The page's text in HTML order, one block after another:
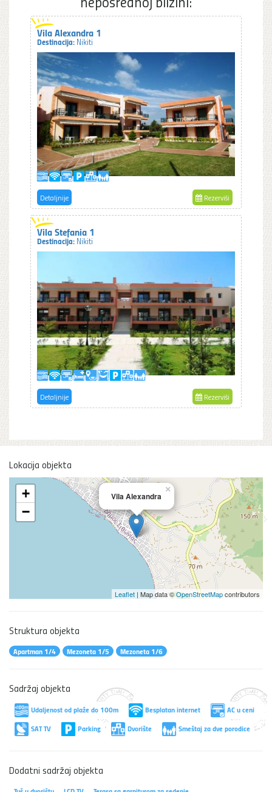
Vila Alexandra 1
Destinacija: Nikiti
Detaljnije Rezerviši
Vila Stefania 1
Destinacija: Nikiti
Detaljnije Rezerviši
Lokacija objekta
Vila Alexandra
×
+
−
Leaflet | Map data ©OpenStreetMapcontributors
Struktura objekta
Apartman 1/4 Mezoneta 1/5 Mezoneta 1/6
Sadržaj objekta
Udaljenost od plaže do 100m Besplatan internet
AC u ceni
SAT TV
Parking Dvorište Smeštaj za dve porodice
Dodatni sadržaj objekta